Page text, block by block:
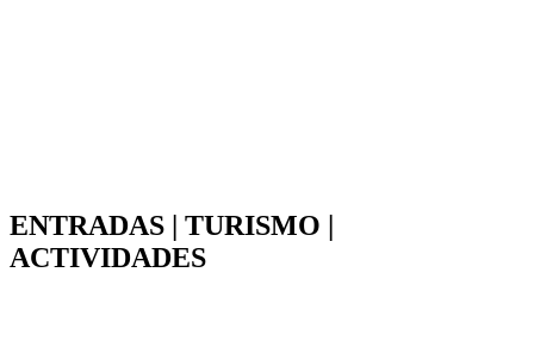
ENTRADAS | TURISMO |
ACTIVIDADES